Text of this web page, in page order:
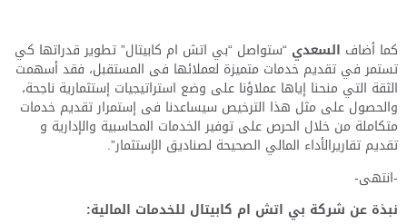
كما أضاف السعدي “ستواصل “بي اتش ام كابيتال” تطوير قدراتها كي
تستمر في تقديم خدمات متميزة لعملائها فى المستقبل، فقد أسهمت
الثقة التي منحنا إياها عملاؤنا على وضع استراتيجيات إستثمارية ناجحة،
والحصول على مثل هذا الترخيص سيساعدنا فى إستمرارتقديم خدمات
متكاملة من خلال الحرص على توفير الخدمات المحاسبية والإدارية و
تقديم تقاريرالأداء المالي الصحيحة لصناديق الإستثمار”.
-انتهى-
نبذة عن شركة بي اتش ام كابيتال للخدمات المالية: